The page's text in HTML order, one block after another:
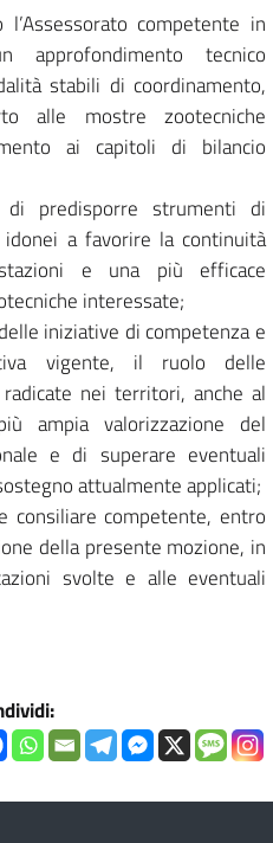
competente in
approfondimento tecnico
stabili di coordinamento,
alle mostre zootecniche
ai capitoli di bilancio
di predisporre strumenti di
a favorire la continuità
e una più efficace
interessate;
iniziative di competenza e
vigente, il ruolo delle
nei territori, anche al
ampia valorizzazione del
e di superare eventuali
attualmente applicati;
consiliare competente, entro
della presente mozione, in
svolte e alle eventuali